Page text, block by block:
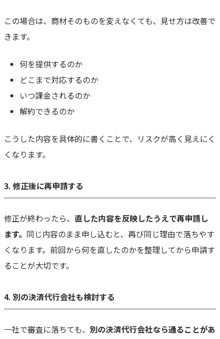
この場合は、商材そのものを変えなくても、見せ方は改善で
きます。
何を提供するのか
どこまで対応するのか
いつ課金されるのか
解約できるのか
こうした内容を具体的に書くことで、リスクが高く見えにく
くなります。
3. 修正後に再申請する
修正が終わったら、 直した内容を反映したうえで再申請し
ます。 同じ内容のまま申し込むと、再び同じ理由で落ちやす
くなります。前回から何を直したのかを整理してから申請す
ることが大切です。
4. 別の決済代行会社も検討する
一社で審査に落ちても、 別の決済代行会社なら通ることがあ